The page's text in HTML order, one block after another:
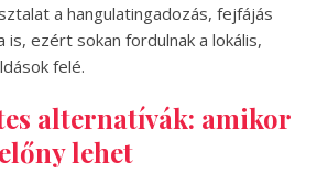
a hangulatingadozás, fejfájás
is, ezért sokan fordulnak a lokális,
felé.
alternatívák: amikor
lehet